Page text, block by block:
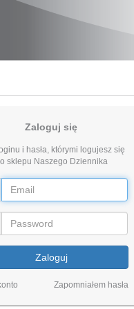
Zaloguj się
i hasła, którymi logujesz się
sklepu Naszego Dziennika
Zaloguj
Zapomniałem hasła